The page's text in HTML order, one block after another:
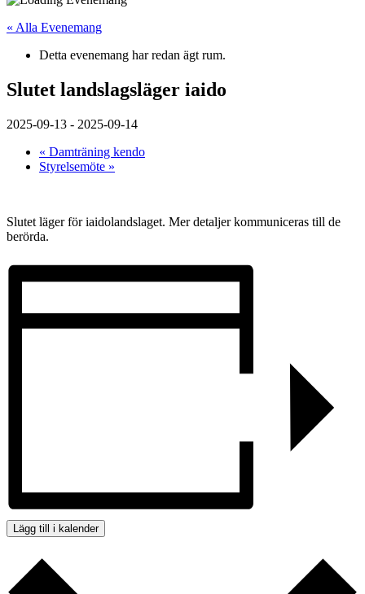
« Alla Evenemang
Detta evenemang har redan ägt rum.
Slutet landslagsläger iaido
2025-09-13 - 2025-09-14
« Damträning kendo
Styrelsemöte »
Slutet läger för iaidolandslaget. Mer detaljer kommuniceras till de
berörda.
Lägg till i kalender